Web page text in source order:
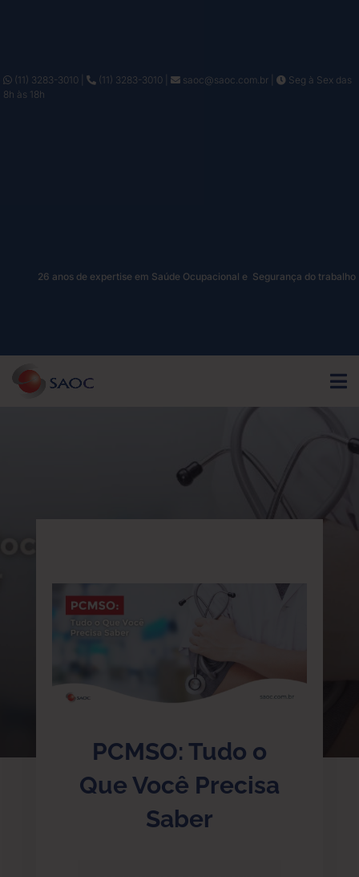
(11) 3283-3010 | (11) 3283-3010 | saoc@saoc.com.br |
Seg à Sex das
8h às 18h
26 anos de expertise em Saúde Ocupacional e Segurança do trabalho
PCMSO: Tudo o
Que Você Precisa
Saber